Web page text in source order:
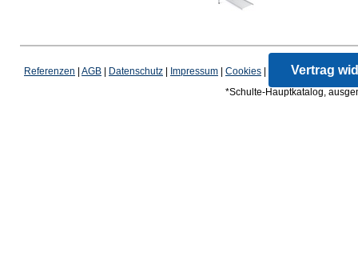
Referenzen AGB Datenschutz Impressum Cookies Vertrag
*Schulte-Hauptkatalog,